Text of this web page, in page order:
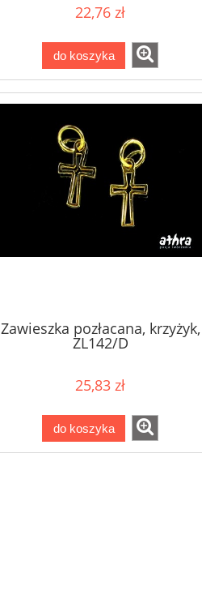
22,76 zł
do koszyka
Zawieszka pozłacana, krzyżyk,
ZL142/D
25,83 zł
do koszyka